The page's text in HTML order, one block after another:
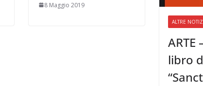
8 Maggio 2019
ALTRE
ARTE
libro